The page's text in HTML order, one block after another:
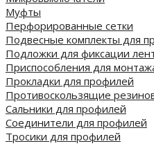
Муфты
Перфорированные сетки
Подвесные комплекты для
Подложки для фиксации
Приспособления для
Прокладки для профилей
Противоскользящие
Сальники для профилей
Соединители для профилей
Тросики для профилей